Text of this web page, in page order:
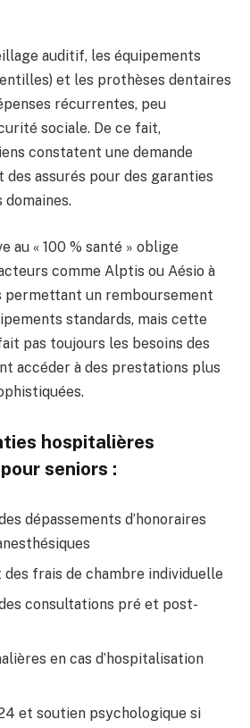
auditif, les équipements
et les prothèses dentaires
récurrentes, peu
sociale. De ce fait,
constatent une demande
assurés pour des garanties
au « 100 % santé » oblige
comme Alptis ou Aésio à
un remboursement
standards, mais cette
pas toujours les besoins des
accéder à des prestations plus
hospitalières
seniors :
dépassements d’honoraires
des frais de chambre individuelle
consultations pré et post-
en cas d’hospitalisation
et soutien psychologique si